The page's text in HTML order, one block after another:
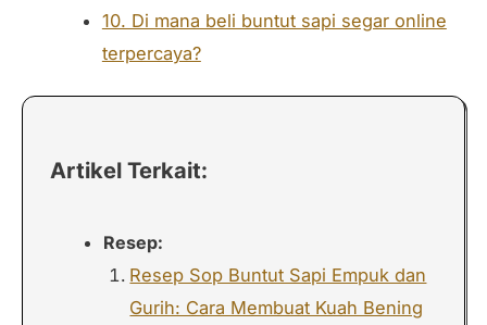
10. Di mana beli buntut sapi segar online
terpercaya?
Artikel Terkait:
Resep:
Resep Sop Buntut Sapi Empuk dan
Gurih: Cara Membuat Kuah Bening